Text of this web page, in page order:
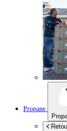
Propane